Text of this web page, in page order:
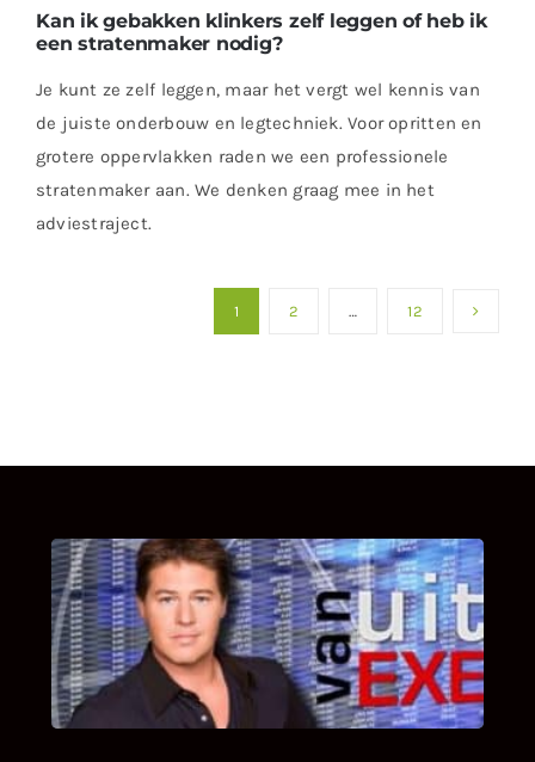
Kan ik gebakken klinkers zelf leggen of heb ik
een stratenmaker nodig?
Je kunt ze zelf leggen, maar het vergt wel kennis van
de juiste onderbouw en legtechniek. Voor opritten en
grotere oppervlakken raden we een professionele
stratenmaker aan. We denken graag mee in het
adviestraject.
1 2 … 12
UITSTEL VAN EXECUTIE
Bekijk hier de fragmenten van de deelname
van Bricks and Stones aan dit programma.